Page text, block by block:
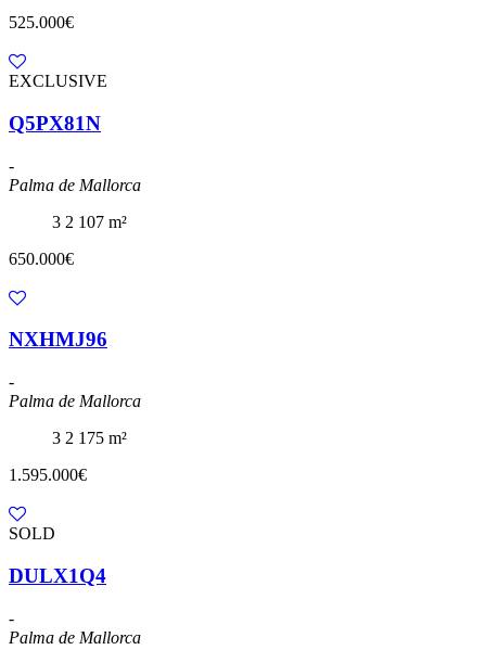
525.000€
EXCLUSIVE
Q5PX81N
-
Palma de Mallorca
3 2 107 m²
650.000€
NXHMJ96
-
Palma de Mallorca
3 2 175 m²
1.595.000€
SOLD
DULX1Q4
-
Palma de Mallorca